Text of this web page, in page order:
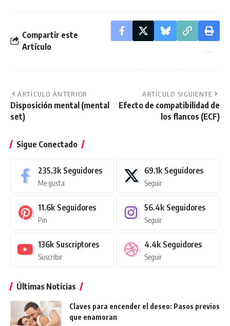
Compartir este
Artículo
ARTÍCULO ANTERIOR
Disposición mental (mental
set)
ARTÍCULO SIGUIENTE
Efecto de compatibilidad de
los flancos (ECF)
Sigue Conectado
235.3k Seguidores
Me gusta
69.1k Seguidores
Seguir
11.6k Seguidores
Pin
56.4k Seguidores
Seguir
136k Suscriptores
Suscribir
4.4k Seguidores
Seguir
Últimas Noticias
Claves para encender el deseo: Pasos previos
que enamoran